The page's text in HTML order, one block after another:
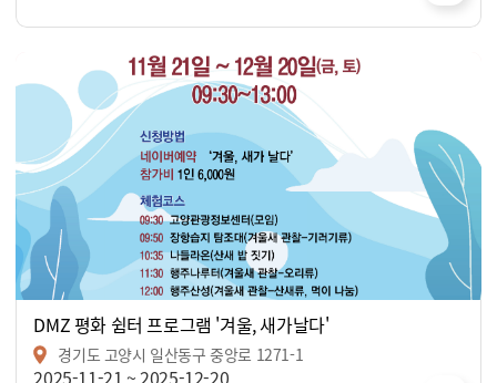
DMZ 평화 쉼터 프로그램 '겨울, 새가날다'
경기도 고양시 일산동구 중앙로 1271-1
2025-11-21 ~ 2025-12-20